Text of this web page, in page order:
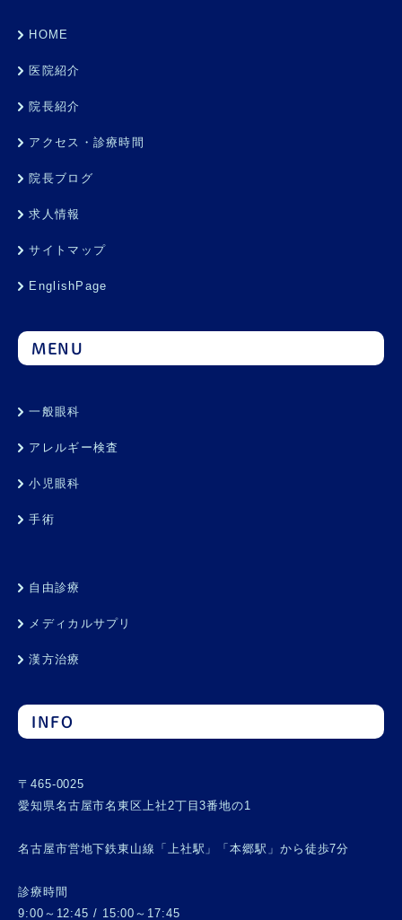
HOME
医院紹介
院長紹介
アクセス・診療時間
院長ブログ
求人情報
サイトマップ
EnglishPage
MENU
一般眼科
アレルギー検査
小児眼科
手術
自由診療
メディカルサプリ
漢方治療
INFO
〒465-0025
愛知県名古屋市名東区上社2丁目3番地の1
名古屋市営地下鉄東山線「上社駅」「本郷駅」から徒歩7分
診療時間
9:00～12:45 / 15:00～17:45